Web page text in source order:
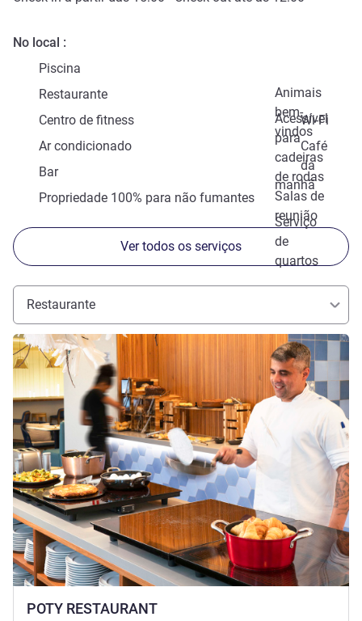
No local
Piscina
Animais
bem-
vindos
Restaurante
Acessível
para
cadeiras
de rodas
Centro de fitness
Wi-Fi
Ar condicionado
Café
da
manhã
Bar
Salas de
reunião
Propriedade 100% para não fumantes
Serviço
de
quartos
Ver todos os serviços
Restaurante
POTY RESTAURANT
Ver detalhes